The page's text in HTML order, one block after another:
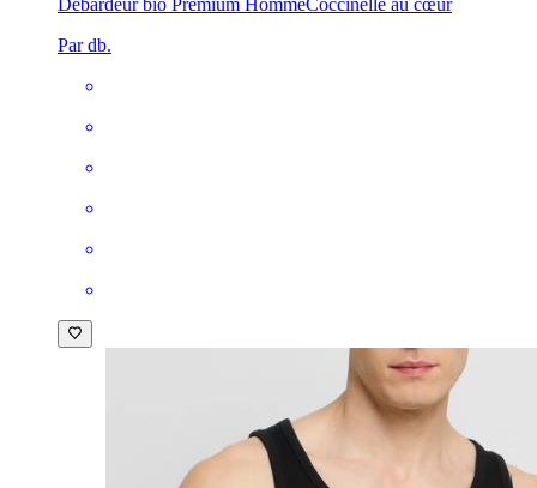
Débardeur bio Premium HommeCoccinelle au cœur
Par db.